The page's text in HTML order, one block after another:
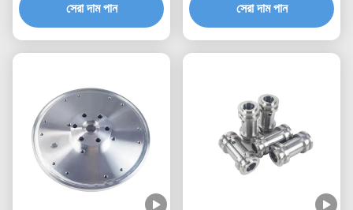
সেরা দাম পান
+/- 0.01-0.005 মিমি
সেরা দাম পান